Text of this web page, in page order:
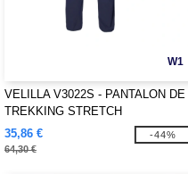
W1
VELILLA V3022S - PANTALON DE
TREKKING STRETCH
35,86 €
64,30 €
-44%